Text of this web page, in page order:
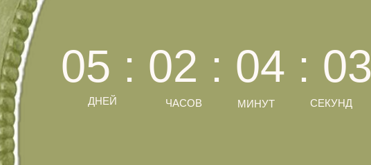
МИНУТ
ЧАСОВ
ДНЕЙ СЕКУНД
05 : 02 : 04 :